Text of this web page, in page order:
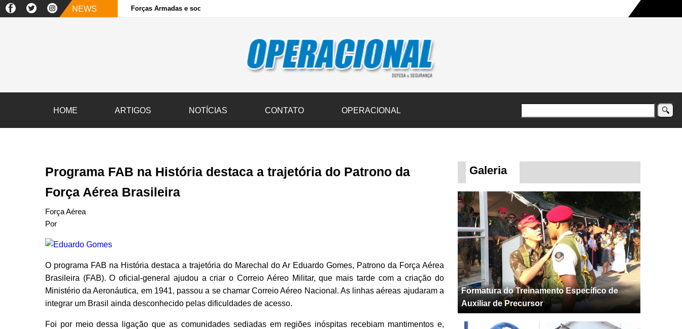
NEWS Forças Armadas e sociedade civil transportam 3,6 mil toneladas de donativos ao Rio Grande do Sul na maior campanha humanitária já registrada no país
HOME ARTIGOS NOTÍCIAS CONTATO OPERACIONAL
Programa FAB na História destaca a trajetória do Patrono da
Força Aérea Brasileira
Força Aérea
Por
O programa FAB na História destaca a trajetória do Marechal do Ar Eduardo Gomes, Patrono da Força Aérea
Brasileira (FAB). O oficial-general ajudou a criar o Correio Aéreo Militar, que mais tarde com a criação do
Ministério da Aeronáutica, em 1941, passou a se chamar Correio Aéreo Nacional. As linhas aéreas ajudaram a
integrar um Brasil ainda desconhecido pelas dificuldades de acesso.
Foi por meio dessa ligação que as comunidades sediadas em regiões inóspitas recebiam mantimentos e,
Galeria
Formatura do Treinamento Específico de
Auxiliar de Precursor